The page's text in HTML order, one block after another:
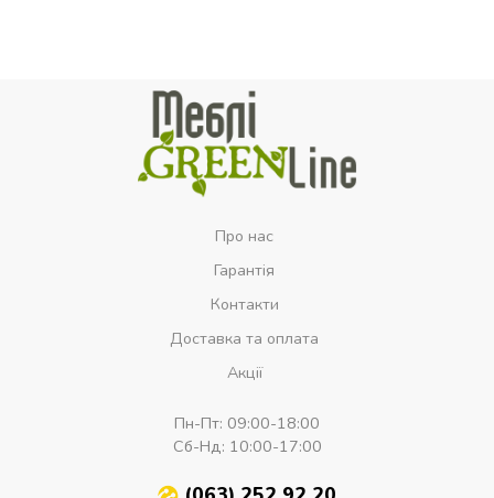
Про нас
Гарантія
Контакти
Доставка та оплата
Акції
Пн-Пт: 09:00-18:00
Сб-Нд: 10:00-17:00